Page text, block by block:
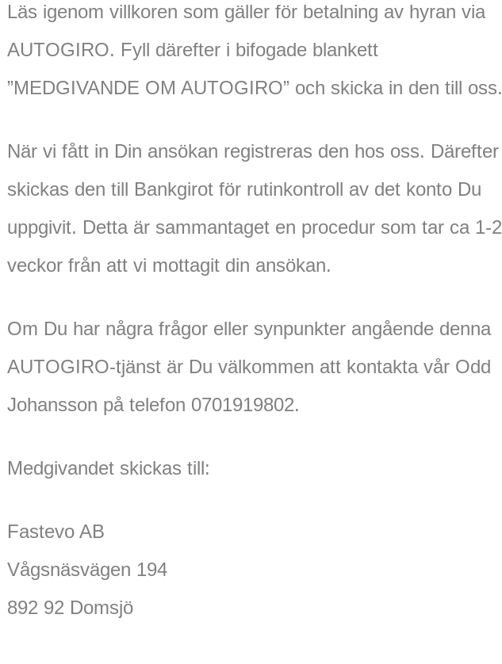
Läs igenom villkoren som gäller för betalning av hyran via
AUTOGIRO. Fyll därefter i bifogade blankett
”MEDGIVANDE OM AUTOGIRO” och skicka in den till oss.
När vi fått in Din ansökan registreras den hos oss. Därefter
skickas den till Bankgirot för rutinkontroll av det konto Du
uppgivit. Detta är sammantaget en procedur som tar ca 1-2
veckor från att vi mottagit din ansökan.
Om Du har några frågor eller synpunkter angående denna
AUTOGIRO-tjänst är Du välkommen att kontakta vår Odd
Johansson på telefon 0701919802.
Medgivandet skickas till:
Fastevo AB
Vågsnäsvägen 194
892 92 Domsjö